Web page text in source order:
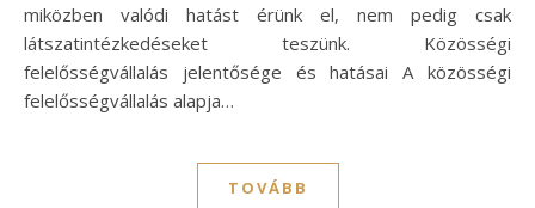
miközben valódi hatást érünk el, nem pedig csak
látszatintézkedéseket teszünk. Közösségi
felelősségvállalás jelentősége és hatásai A közösségi
felelősségvállalás alapja…
TOVÁBB